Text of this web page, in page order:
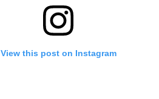
View this post on Instagram